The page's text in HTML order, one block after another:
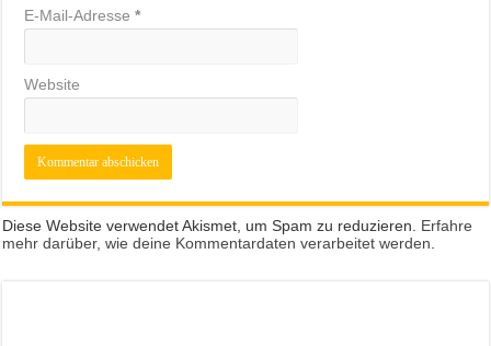
E-Mail-Adresse*
Website
Diese Website verwendet Akismet, um Spam zu reduzieren. Erfahre
mehr darüber, wie deine Kommentardaten verarbeitet werden.